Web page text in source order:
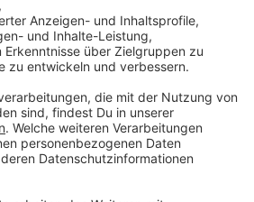
aber: knapp die Hälfte der
kann dennoch
Schulen auf andere Hallen
so die Stadt. Zum Teil sollen
werden.